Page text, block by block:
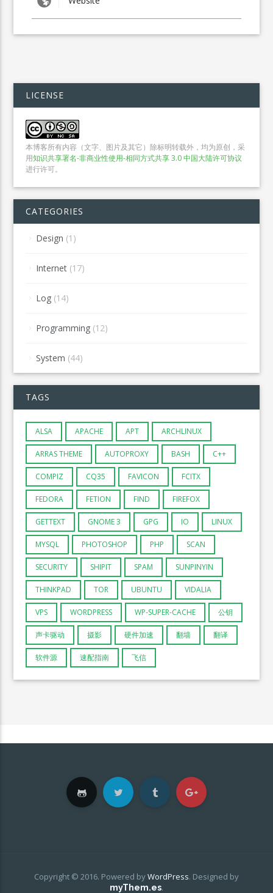
LICENSE
本博客所有内容（文字、图片及其它）除标明转载外，均为原创，采
用知识共享署名-非商业性使用-相同方式共享 3.0 中国大陆许可协议
进行许可。
CATEGORIES
Design (1)
Internet (17)
Log (14)
Programming (12)
System (44)
TAGS
ALSA APACHE APT ARCHLINUX
ARRAS THEME AUTOPROXY BASH C++
COMPIZ CQ35 FAVICON FCITX
FEDORA FETION FIND FIREFOX
GETTEXT GNOME 3 GPG IO LINUX
MYSQL PHOTOSHOP PHP SCAN
SECURITY SHIPIT SPAM SUNPINYIN
THINKPAD TOR UBUNTU VIDALIA
VPS WORDPRESS WP-SUPER-CACHE 公钥
声卡驱动 摄影 硬件加速 翻墙 翻译
软件源 速配指南 飞信
Copyright © 2016. Powered byWordPress. Designed by
myThem.es.